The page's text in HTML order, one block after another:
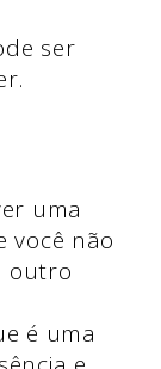
ser
uma
você não
outro
é uma